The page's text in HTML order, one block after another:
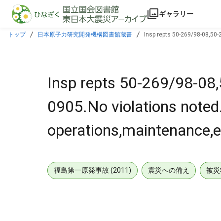
本文に飛ぶ
ギャラリー
トップ 日本原子力研究開発機構図書館蔵書 Insp repts 50-269/98-
Insp repts 50-269/98-
0905.No violations
福島第一原発事故 (2011) 震災への備え 被災